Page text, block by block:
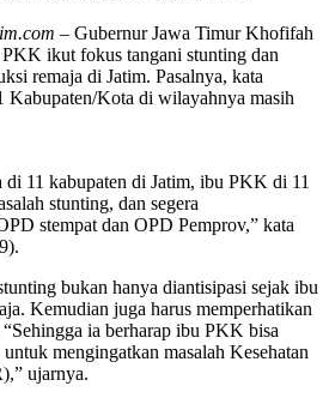
– Gubernur Jawa Timur Khofifah
ikut fokus tangani stunting dan
remaja di Jatim. Pasalnya, kata
Kabupaten/Kota di wilayahnya masih
di 11 kabupaten di Jatim, ibu PKK di 11
stunting, dan segera
stempat dan OPD Pemprov,” kata
bukan hanya diantisipasi sejak ibu
Kemudian juga harus memperhatikan
ia berharap ibu PKK bisa
mengingatkan masalah Kesehatan
ujarnya.